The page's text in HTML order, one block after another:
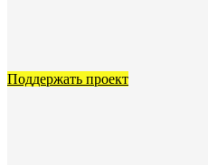
Поддержать проект